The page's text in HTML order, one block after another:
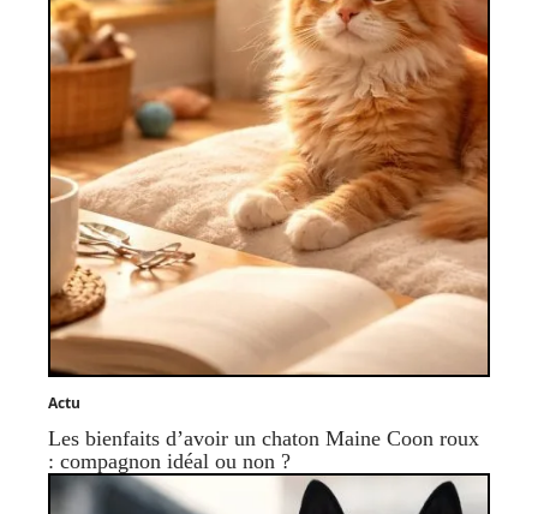
Actu
Les bienfaits d’avoir un chaton Maine Coon roux
: compagnon idéal ou non ?